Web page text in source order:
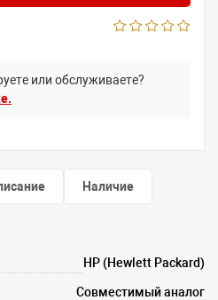
или обслуживаете?
Наличие
HP (Hewlett Packard)
Совместимый аналог